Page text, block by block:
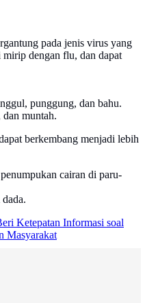
pada jenis virus yang
dengan flu, dan dapat
punggung, dan bahu.
muntah.
berkembang menjadi lebih
cairan di paru-
Ketepatan Informasi soal
Masyarakat